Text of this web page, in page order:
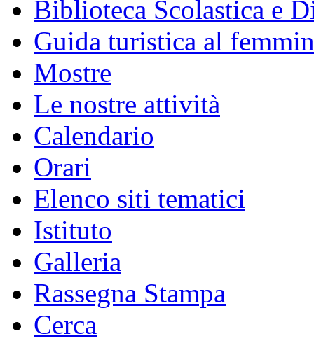
Biblioteca Scolastica e
Guida turistica al
Mostre
Le nostre attività
Calendario
Orari
Elenco siti tematici
Istituto
Galleria
Rassegna Stampa
Cerca